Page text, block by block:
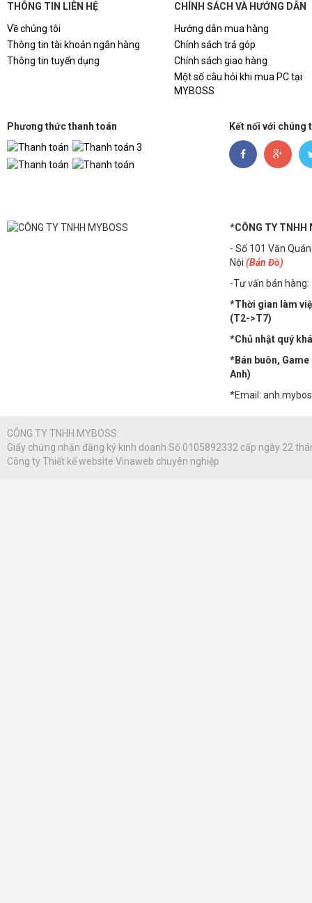
THÔNG TIN LIÊN HỆ
Về chúng tôi
Thông tin tài khoản ngân hàng
Thông tin tuyển dụng
CHÍNH SÁCH VÀ HƯỚNG DẪN
Hướng dẫn mua hàng
Chính sách trả góp
Chính sách giao hàng
Một số câu hỏi khi mua PC tại
MYBOSS
Phương thức thanh toán Kết nối với chúng
*CÔNG TY TNHH
- Số 101 Văn
Nội (Bản Đồ)
-Tư vấn bán hàng:
*Thời gian làm
(T2->T7)
*Chủ nhật quý
*Bán buôn, Game
Anh)
*Email:
CÔNG TY TNHH MYBOSS.
Giấy chứng nhận đăng ký kinh doanh Số 0105892332 cấp ngày 22
Công tyThiết kế website Vinaweb chuyên nghiệp